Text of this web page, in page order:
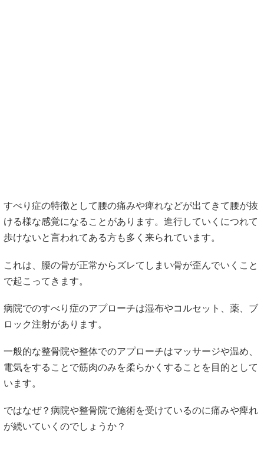
すべり症の特徴として腰の痛みや痺れなどが出てきて腰が抜
ける様な感覚になることがあります。進行していくにつれて
歩けないと言われてある方も多く来られています。
これは、腰の骨が正常からズレてしまい骨が歪んでいくこと
で起こってきます。
病院でのすべり症のアプローチは湿布やコルセット、薬、ブ
ロック注射があります。
一般的な整骨院や整体でのアプローチはマッサージや温め、
電気をすることで筋肉のみを柔らかくすることを目的として
います。
ではなぜ？病院や整骨院で施術を受けているのに痛みや痺れ
が続いていくのでしょうか？